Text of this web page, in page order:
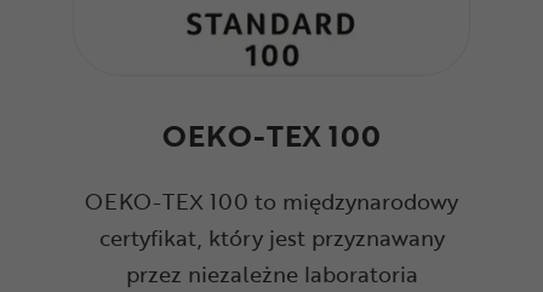
OEKO-TEX 100
OEKO-TEX 100 to międzynarodowy
certyfikat, który jest przyznawany
przez niezależne laboratoria